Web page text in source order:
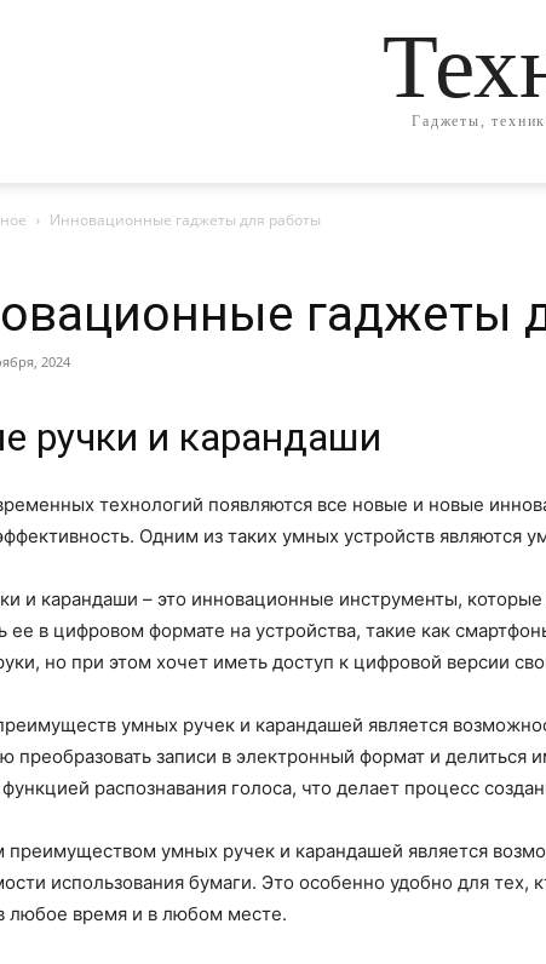
Гаджеты,
Инновационные гаджеты для работы
гаджеты
2024
ручки и карандаши
технологий появляются все новые и новые
Одним из таких умных устройств являются
и карандаши – это инновационные инструменты,
ее в цифровом формате на устройства, такие как
но при этом хочет иметь доступ к цифровой версии
умных ручек и карандашей является
преобразовать записи в электронный формат и
распознавания голоса, что делает процесс
умных ручек и карандашей является
использования бумаги. Это особенно удобно для
любое время и в любом месте.